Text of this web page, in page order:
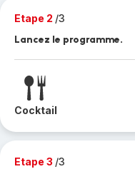
Etape 2 /3
Lancez le programme.
Cocktail
Etape 3 /3